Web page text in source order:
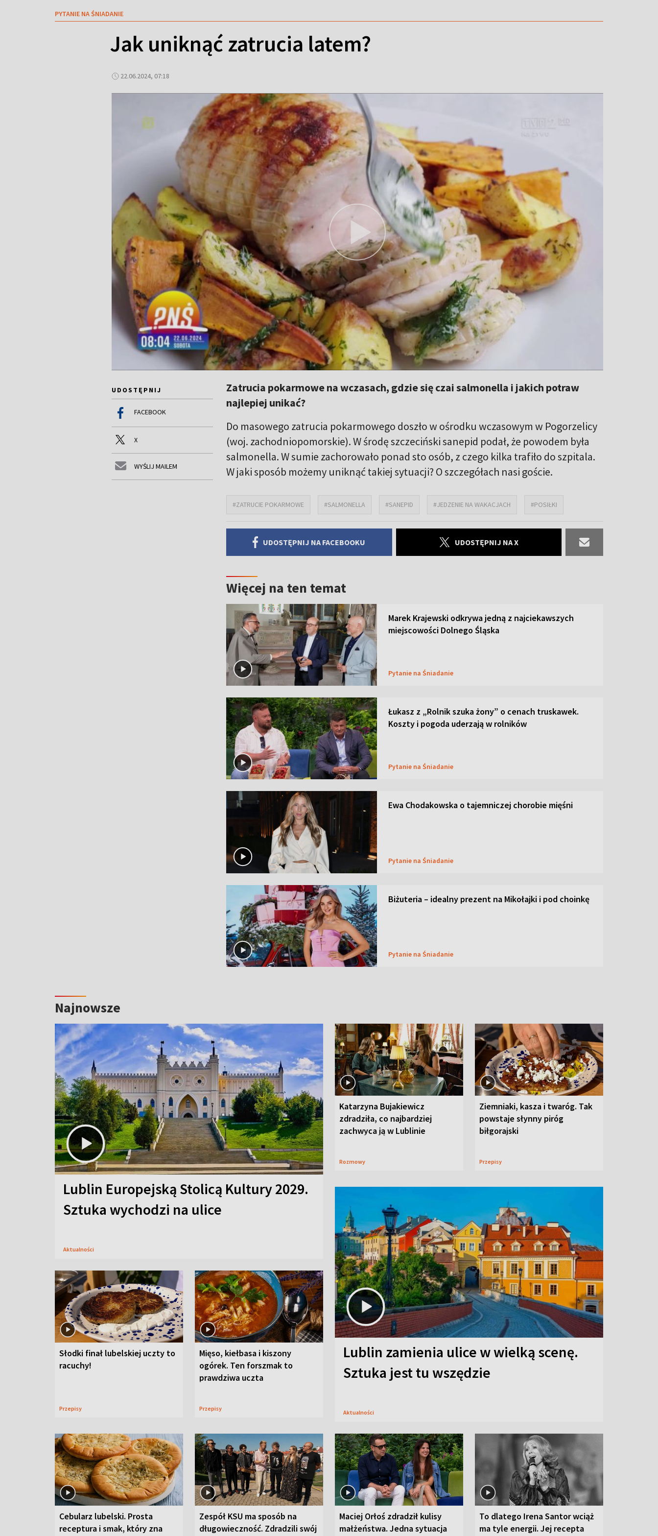
PYTANIE NA ŚNIADANIE
Jak uniknąć zatrucia latem?
22.06.2024, 07:18
UDOSTĘPNIJ
FACEBOOK
X
WYŚLIJ MAILEM
Zatrucia pokarmowe na wczasach, gdzie się czai salmonella i jakich potraw
najlepiej unikać?
Do masowego zatrucia pokarmowego doszło w ośrodku wczasowym w Pogorzelicy
(woj. zachodniopomorskie). W środę szczeciński sanepid podał, że powodem była
salmonella. W sumie zachorowało ponad sto osób, z czego kilka trafiło do szpitala.
W jaki sposób możemy uniknąć takiej sytuacji? O szczegółach nasi goście.
#ZATRUCIE POKARMOWE #SALMONELLA #SANEPID #JEDZENIE NA WAKACJACH #POSIŁKI
UDOSTĘPNIJ NA FACEBOOKU UDOSTĘPNIJ NA X
Więcej na ten temat
Marek Krajewski odkrywa jedną z najciekawszych
miejscowości Dolnego Śląska
Pytanie na Śniadanie
Łukasz z „Rolnik szuka żony” o cenach truskawek.
Koszty i pogoda uderzają w rolników
Pytanie na Śniadanie
Ewa Chodakowska o tajemniczej chorobie mięśni
Pytanie na Śniadanie
Biżuteria – idealny prezent na Mikołajki i pod choinkę
Pytanie na Śniadanie
Najnowsze
Lublin Europejską Stolicą Kultury 2029.
Sztuka wychodzi na ulice
Aktualności
Katarzyna Bujakiewicz
zdradziła, co najbardziej
zachwyca ją w Lublinie
Rozmowy
Ziemniaki, kasza i twaróg. Tak
powstaje słynny piróg
biłgorajski
Przepisy
Słodki finał lubelskiej uczty to
racuchy!
Przepisy
Mięso, kiełbasa i kiszony
ogórek. Ten forszmak to
prawdziwa uczta
Przepisy
Lublin zamienia ulice w wielką scenę.
Sztuka jest tu wszędzie
Aktualności
Cebularz lubelski. Prosta
receptura i smak, który zna
Zespół KSU ma sposób na
długowieczność. Zdradzili swój
Maciej Orłoś zdradził kulisy
małżeństwa. Jedna sytuacja
To dlatego Irena Santor wciąż
ma tyle energii. Jej recepta